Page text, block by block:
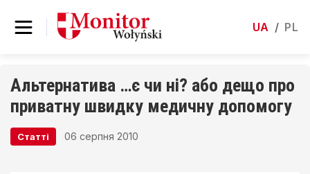
UA / PL
Альтернатива …є чи ні? або дещо про
приватну швидку медичну допомогу
Статті 06 серпня 2010